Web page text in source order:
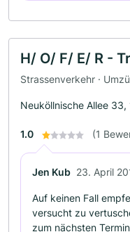
H/ O/ F/ E/ R -
Strassenverkehr ·
Neuköllnische Allee 33,
1.0 (1
Jen Kub 23. April
Auf keinen Fall
versucht zu
zum nächsten